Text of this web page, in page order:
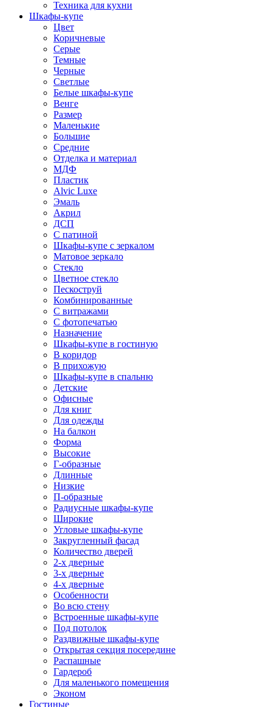
Техника для кухни
Шкафы-купе
Цвет
Коричневые
Серые
Темные
Черные
Светлые
Белые шкафы-купе
Венге
Размер
Маленькие
Большие
Средние
Отделка и материал
МДФ
Пластик
Alvic Luxe
Эмаль
Акрил
ДСП
С патиной
Шкафы-купе с зеркалом
Матовое зеркало
Стекло
Цветное стекло
Пескоструй
Комбинированные
С витражами
С фотопечатью
Назначение
Шкафы-купе в гостиную
В коридор
В прихожую
Шкафы-купе в спальню
Детские
Офисные
Для книг
Для одежды
На балкон
Форма
Высокие
Г-образные
Длинные
Низкие
П-образные
Радиусные шкафы-купе
Широкие
Угловые шкафы-купе
Закругленный фасад
Количество дверей
2-х дверные
3-х дверные
4-х дверные
Особенности
Во всю стену
Встроенные шкафы-купе
Под потолок
Раздвижные шкафы-купе
Открытая секция посередине
Распашные
Гардероб
Для маленького помещения
Эконом
Гостиные